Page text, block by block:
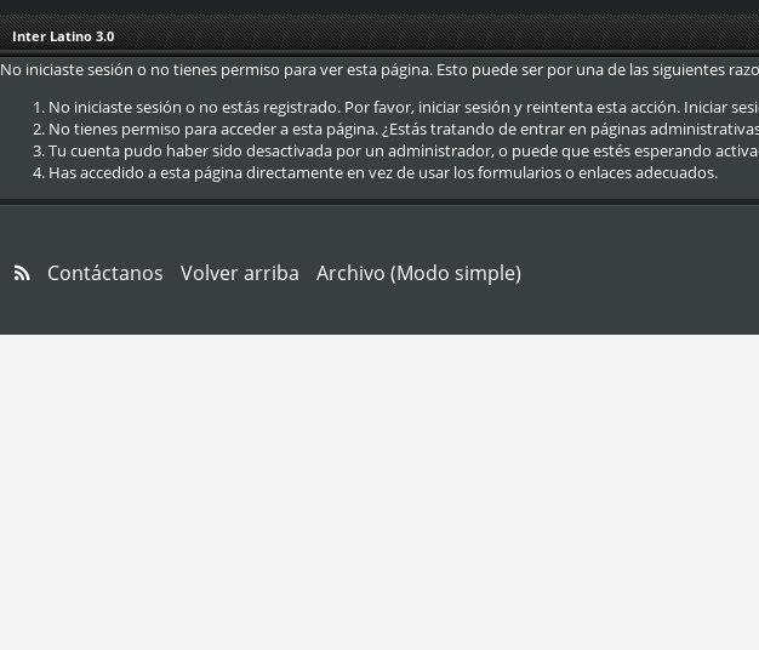
Inter Latino 3.0
No iniciaste sesión o no tienes permiso para ver esta página. Esto puede ser por una de las siguientes
No iniciaste sesión o no estás registrado. Por favor, iniciar sesión y reintenta esta acción. Iniciar
No tienes permiso para acceder a esta página. ¿Estás tratando de entrar en páginas
Tu cuenta pudo haber sido desactivada por un administrador, o puede que estés esperando
Has accedido a esta página directamente en vez de usar los formularios o enlaces adecuados.
Contáctanos Volver arriba Archivo (Modo simple)